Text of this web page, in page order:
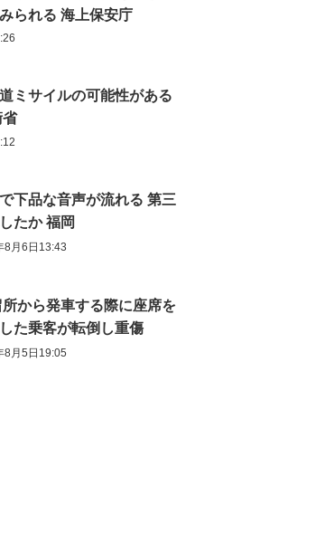
られる 海上保安庁
ミサイルの可能性がある
省
下品な音声が流れる 第三
たか 福岡
8月6日13:43
から発車する際に座席を
た乗客が転倒し重傷
8月5日19:05